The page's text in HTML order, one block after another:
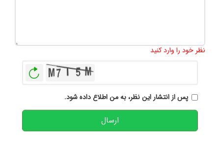
نظر خود را وارد کنید
پس از انتشار این نظر، به من اطلاع داده شود.
ارسال